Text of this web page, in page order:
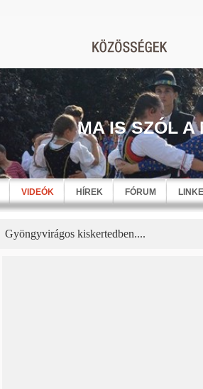
MA IS SZÓL A
VIDEÓK HÍREK FÓRUM
Gyöngyvirágos kiskertedben....